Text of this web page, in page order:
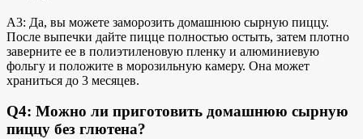
A3: Да, вы можете заморозить домашнюю сырную пиццу.
После выпечки дайте пицце полностью остыть, затем плотно
заверните ее в полиэтиленовую пленку и алюминиевую
фольгу и положите в морозильную камеру. Она может
храниться до 3 месяцев.
Q4: Можно ли приготовить домашнюю сырную
пиццу без глютена?